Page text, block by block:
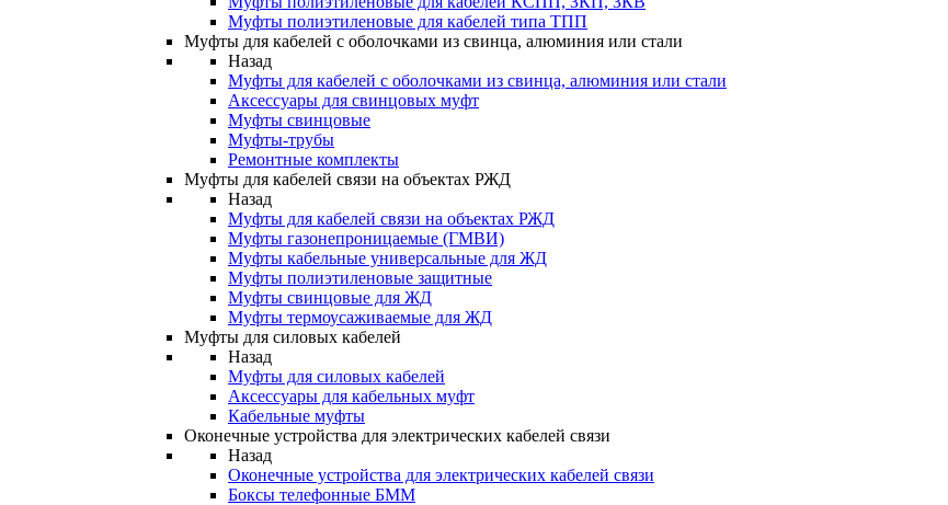
Муфты полиэтиленовые для кабелей типа ТПП
Муфты для кабелей с оболочками из свинца, алюминия или стали
Назад
Муфты для кабелей с оболочками из свинца, алюминия или стали
Аксессуары для свинцовых муфт
Муфты свинцовые
Муфты-трубы
Ремонтные комплекты
Муфты для кабелей связи на объектах РЖД
Назад
Муфты для кабелей связи на объектах РЖД
Муфты газонепроницаемые (ГМВИ)
Муфты кабельные универсальные для ЖД
Муфты полиэтиленовые защитные
Муфты свинцовые для ЖД
Муфты термоусаживаемые для ЖД
Муфты для силовых кабелей
Назад
Муфты для силовых кабелей
Аксессуары для кабельных муфт
Кабельные муфты
Оконечные устройства для электрических кабелей связи
Назад
Оконечные устройства для электрических кабелей связи
Боксы телефонные БММ